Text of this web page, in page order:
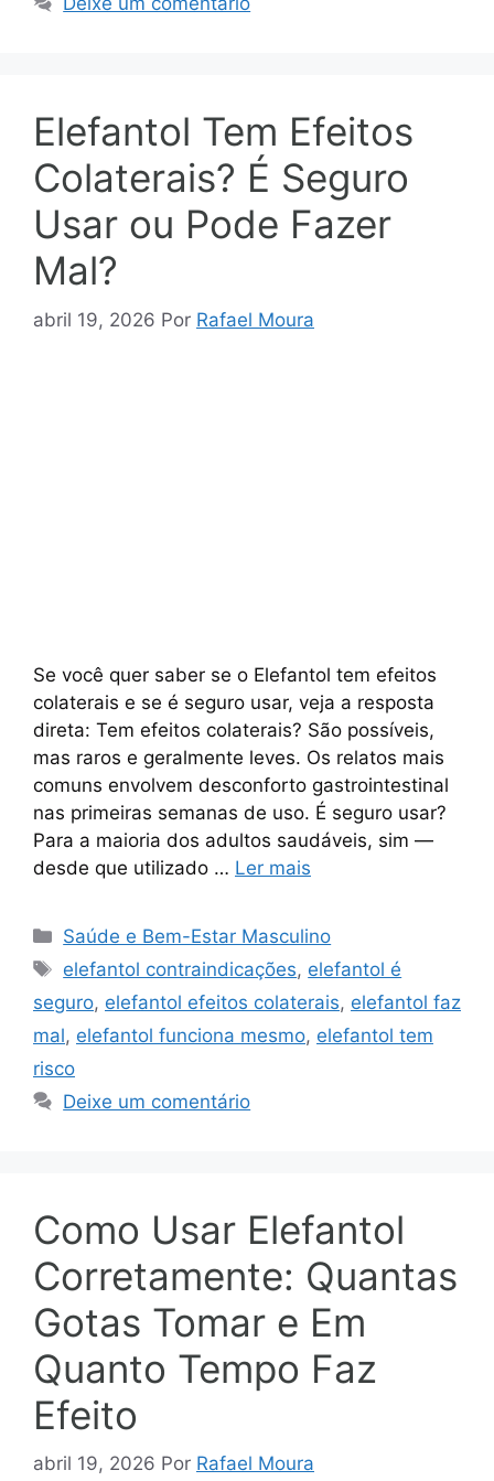
Elefantol Tem Efeitos
Colaterais? É Seguro
Usar ou Pode Fazer
Mal?
abril 19, 2026 Por Rafael Moura
Se você quer saber se o Elefantol tem efeitos
colaterais e se é seguro usar, veja a resposta
direta: Tem efeitos colaterais? São possíveis,
mas raros e geralmente leves. Os relatos mais
comuns envolvem desconforto gastrointestinal
nas primeiras semanas de uso. É seguro usar?
Para a maioria dos adultos saudáveis, sim —
desde que utilizado … Ler mais
Categorias
Saúde e Bem-Estar Masculino
Tags
elefantol contraindicações, elefantol é
seguro, elefantol efeitos colaterais, elefantol faz
mal, elefantol funciona mesmo, elefantol tem
risco
Deixe um comentário
Como Usar Elefantol
Corretamente: Quantas
Gotas Tomar e Em
Quanto Tempo Faz
Efeito
abril 19, 2026 Por Rafael Moura